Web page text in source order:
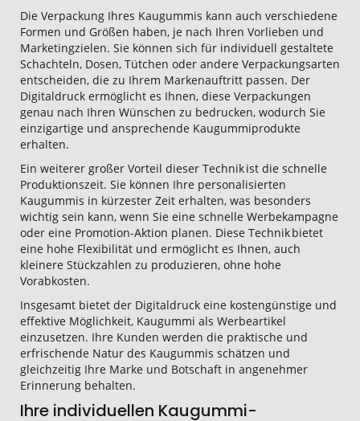
Die Verpackung Ihres Kaugummis kann auch verschiedene
Formen und Größen haben, je nach Ihren Vorlieben und
Marketingzielen. Sie können sich für individuell gestaltete
Schachteln, Dosen, Tütchen oder andere Verpackungsarten
entscheiden, die zu Ihrem Markenauftritt passen. Der
Digitaldruck ermöglicht es Ihnen, diese Verpackungen
genau nach Ihren Wünschen zu bedrucken, wodurch Sie
einzigartige und ansprechende Kaugummiprodukte
erhalten.
Ein weiterer großer Vorteil dieser Technik ist die schnelle
Produktionszeit. Sie können Ihre personalisierten
Kaugummis in kürzester Zeit erhalten, was besonders
wichtig sein kann, wenn Sie eine schnelle Werbekampagne
oder eine Promotion-Aktion planen. Diese Technik bietet
eine hohe Flexibilität und ermöglicht es Ihnen, auch
kleinere Stückzahlen zu produzieren, ohne hohe
Vorabkosten.
Insgesamt bietet der Digitaldruck eine kostengünstige und
effektive Möglichkeit, Kaugummi als Werbeartikel
einzusetzen. Ihre Kunden werden die praktische und
erfrischende Natur des Kaugummis schätzen und
gleichzeitig Ihre Marke und Botschaft in angenehmer
Erinnerung behalten.
Ihre individuellen Kaugummi-